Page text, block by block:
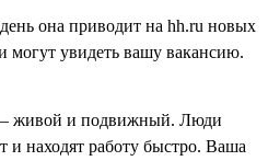
она приводит на hh.ru новых
могут увидеть вашу вакансию.
живой и подвижный. Люди
находят работу быстро. Ваша